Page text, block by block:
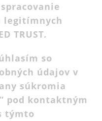
legitímnych
TRUST.
so
údajov v
súkromia
pod kontaktným
týmto